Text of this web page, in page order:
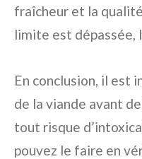
fraîcheur et la
limite est dépassée,
En conclusion, il est
de la viande avant
tout risque
pouvez le faire en